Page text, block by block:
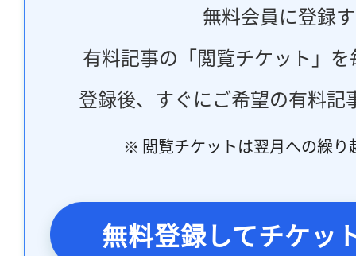
無料会員に登録
有料記事の「閲覧チケット」
登録後、すぐにご希望の有料記
※ 閲覧チケットは翌月への繰り
無料登録してチケッ